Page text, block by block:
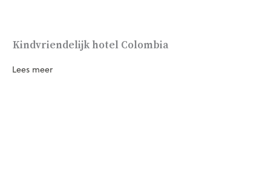
Kindvriendelijk hotel Colombia
Lees meer